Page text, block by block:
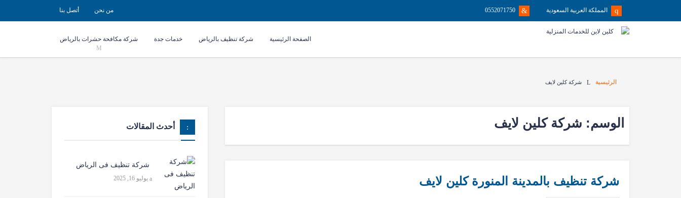
المملكة العربية السعودية 0552071750 أتصل بنا من نحن
الصفحة الرئيسية شركة تنظيف بالرياض خدمات جدة شركة مكافحة حشرات بالرياض
الرئيسية شركة كلين لايف
الوسم: شركة كلين لايف
شركة تنظيف بالمدينة المنورة كلين لايف
أحدث المقالات
شركة تنظيف فى الرياض
يوليو 16, 2025